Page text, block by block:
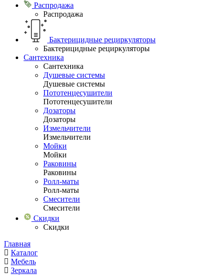
Распродажа
Распродажа
Бактерицидные рециркуляторы
Бактерицидные рециркуляторы
Сантехника
Сантехника
Душевые системы
Душевые системы
Пототенцесушители
Пототенцесушители
Дозаторы
Дозаторы
Измельчители
Измельчители
Мойки
Мойки
Раковины
Раковины
Ролл-маты
Ролл-маты
Смесители
Смесители
Скидки
Скидки
Главная
Каталог
Мебель
Зеркала